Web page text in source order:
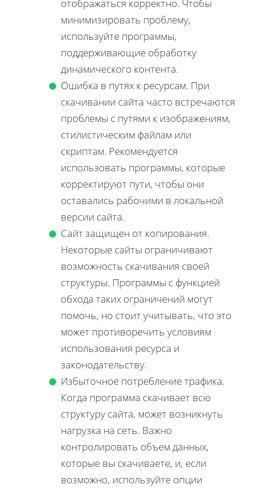
отображаться корректно. Чтобы
минимизировать проблему,
используйте программы,
поддерживающие обработку
динамического контента.
Ошибка в путях к ресурсам. При
скачивании сайта часто встречаются
проблемы с путями к изображениям,
стилистическим файлам или
скриптам. Рекомендуется
использовать программы, которые
корректируют пути, чтобы они
оставались рабочими в локальной
версии сайта.
Сайт защищен от копирования.
Некоторые сайты ограничивают
возможность скачивания своей
структуры. Программы с функцией
обхода таких ограничений могут
помочь, но стоит учитывать, что это
может противоречить условиям
использования ресурса и
законодательству.
Избыточное потребление трафика.
Когда программа скачивает всю
структуру сайта, может возникнуть
нагрузка на сеть. Важно
контролировать объем данных,
которые вы скачиваете, и, если
возможно, используйте опции